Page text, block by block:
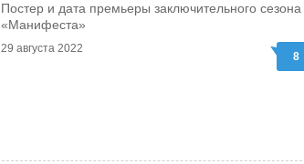
Постер и дата премьеры заключительного сезона
«Манифеста»
29 августа 2022
8